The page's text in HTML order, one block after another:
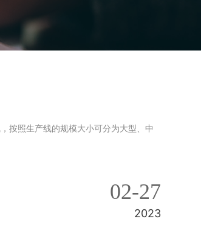
按照生产线的规模大小可分为大型、中
02-27
2023